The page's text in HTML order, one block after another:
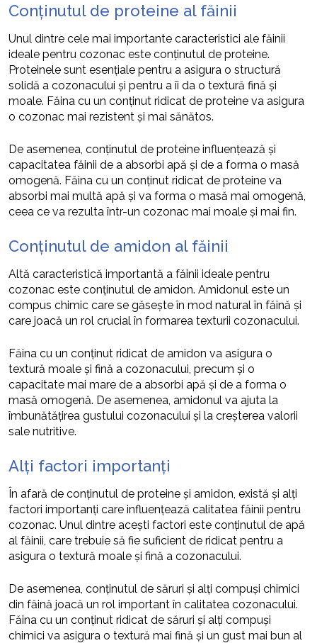
Conținutul de proteine al făinii
Unul dintre cele mai importante caracteristici ale făinii
ideale pentru cozonac este conținutul de proteine.
Proteinele sunt esențiale pentru a asigura o structură
solidă a cozonacului și pentru a îi da o textură fină și
moale. Făina cu un conținut ridicat de proteine va asigura
o cozonac mai rezistent și mai sănătos.
De asemenea, conținutul de proteine influențează și
capacitatea făinii de a absorbi apă și de a forma o masă
omogenă. Făina cu un conținut ridicat de proteine va
absorbi mai multă apă și va forma o masă mai omogenă,
ceea ce va rezulta într-un cozonac mai moale și mai fin.
Conținutul de amidon al făinii
Altă caracteristică importantă a făinii ideale pentru
cozonac este conținutul de amidon. Amidonul este un
compus chimic care se găsește în mod natural în făină și
care joacă un rol crucial în formarea texturii cozonacului.
Făina cu un conținut ridicat de amidon va asigura o
textură moale și fină a cozonacului, precum și o
capacitate mai mare de a absorbi apă și de a forma o
masă omogenă. De asemenea, amidonul va ajuta la
îmbunătățirea gustului cozonacului și la creșterea valorii
sale nutritive.
Alți factori importanți
În afară de conținutul de proteine și amidon, există și alți
factori importanți care influențează calitatea făinii pentru
cozonac. Unul dintre acești factori este conținutul de apă
al făinii, care trebuie să fie suficient de ridicat pentru a
asigura o textură moale și fină a cozonacului.
De asemenea, conținutul de săruri și alți compuși chimici
din făină joacă un rol important în calitatea cozonacului.
Făina cu un conținut ridicat de săruri și alți compuși
chimici va asigura o textură mai fină și un gust mai bun al